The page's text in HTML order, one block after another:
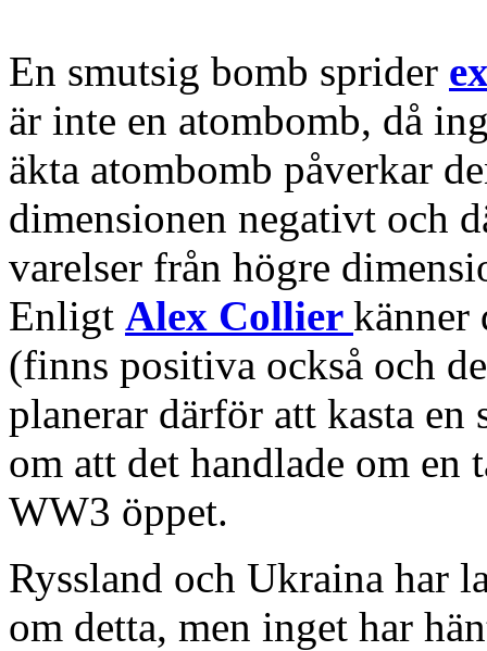
En smutsig bomb sprider
är inte en atombomb, då
äkta atombomb påverkar
dimensionen negativt och
varelser från högre
Enligt Alex Collier känner
(finns positiva också och
planerar därför att kasta
om att det handlade om
WW3 öppet.
Ryssland och Ukraina har
om detta, men inget har